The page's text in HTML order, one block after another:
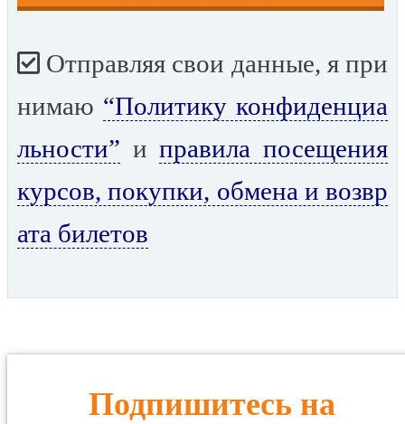
Отправляя свои данные, я при
нимаю “Политику конфиденциа
льности” иправила посещения
курсов, покупки, обмена и возвр
ата билетов
Подпишитесь на